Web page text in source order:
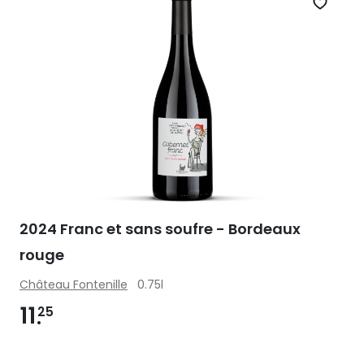
Zet
2024 Franc et sans soufre - Bordeaux
rouge
Château Fontenille 0.75l
11 25